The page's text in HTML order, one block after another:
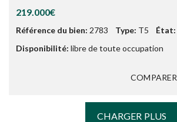
219.000€
Référence du bien: 2783 Type: T5 État:
Disponibilité: libre de toute occupation
COMPARER
CHARGER PLUS